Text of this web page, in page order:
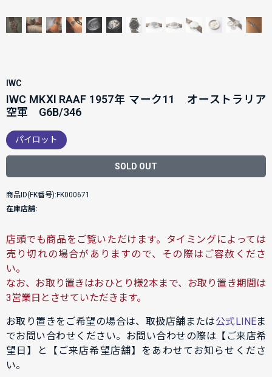
IWC
IWC MKⅪ RAAF 1957年 マーク11 オーストラリア
空軍 G6B/346
パイロット
SOLD OUT
商品ID(FK番号):FK000671
在庫店舗:
店頭でも商品をご覧いただけます。タイミングによっては
売り切れの場合がありますので、その際はご容赦くださ
い。
なお、お取り置きはおひとり様2本まで、お取り置き期間は
3営業日とさせていただきます。
お取り置きをご希望の場合は、取扱店舗または公式LINEま
でお問い合わせください。お問い合わせの際は【ご来店希
望日】と【ご来店希望店舗】をあわせてお知らせくださ
い。